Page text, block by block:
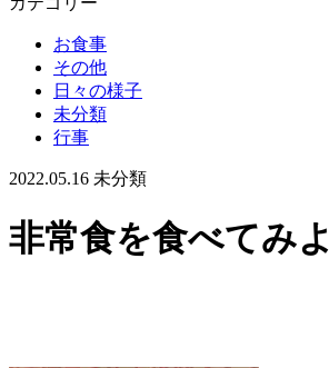
お食事
その他
日々の様子
未分類
行事
2022.05.16 未分類
非常食を食べて